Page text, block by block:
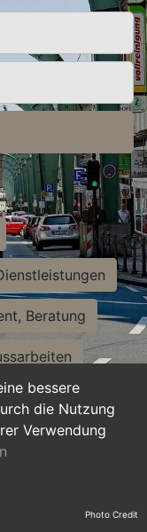
bessere
die Nutzung
Verwendung
Beratung
Photo Credit